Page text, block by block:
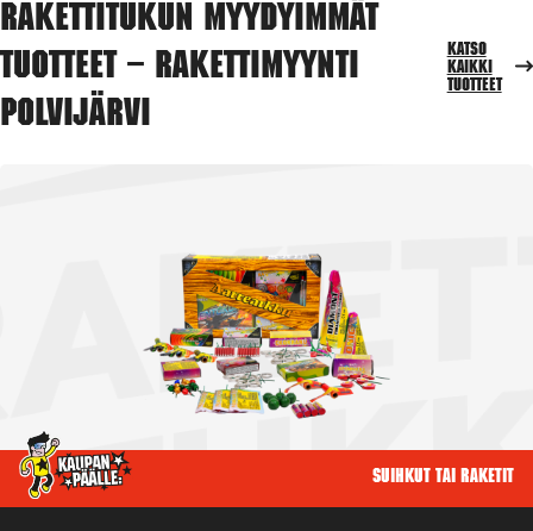
Rakettitukun myydyimmät
tuotteet – Rakettimyynti
Polvijärvi
Katso
kaikki
tuotteet
Suihkut tai raketit